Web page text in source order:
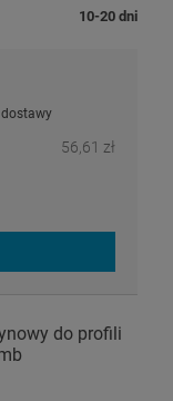
10-20 dni
dostawy
56,61 zł
do profili